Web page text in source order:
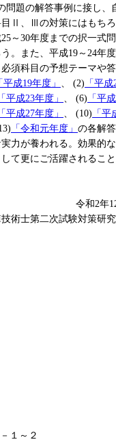
問題の解答事例に接し、
目Ⅱ、Ⅲの対策にはもちろ
～30年度までの択一式
。また、平成19～24年
須科目の予想テーマや
平成19年度」 、 (2) 「平
「平成23年度」 、 (6) 「平
「平成27年度」 、 (10) 「平
「令和元年度」 の各解
力が養われる。効果的
て更にご活躍されるこ
令和2年
術士第二次試験対策研
１～２